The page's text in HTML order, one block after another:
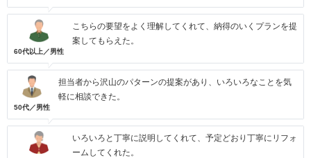
60代以上／男性
こちらの要望をよく理解してくれて、納得のいくプランを提
案してもらえた。
50代／男性
担当者から沢山のパターンの提案があり、いろいろなことを気
軽に相談できた。
いろいろと丁寧に説明してくれて、予定どおり丁寧にリフォ
ームしてくれた。